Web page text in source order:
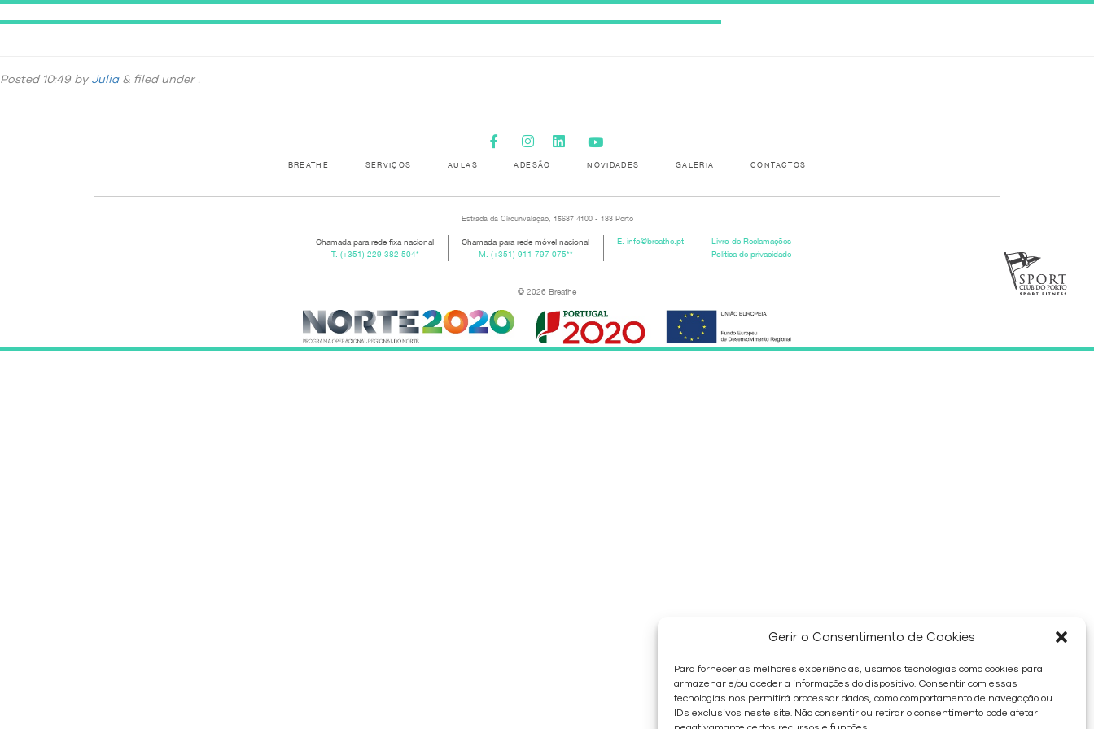
Gerir o Consentimento de Cookies
Para fornecer as melhores experiências, usamos tecnologias como cookies para
armazenar e/ou aceder a informações do dispositivo. Consentir com essas
tecnologias nos permitirá processar dados, como comportamento de navegação ou
IDs exclusivos neste site. Não consentir ou retirar o consentimento pode afetar
Posted 10:49by Julia & filed under .
BREATHE SERVIÇOS AULAS ADESÃO NOVIDADES GALERIA CONTACTOS
Estrada da Circunvalação, 15687 4100 - 183 Porto
Chamada para rede fixa nacional
T. (+351) 229 382 504*
Chamada para rede móvel nacional
M. (+351) 911 797 075**
E.info@breathe.pt
Livro de Reclamações
Política de privacidade
© 2026 Breathe